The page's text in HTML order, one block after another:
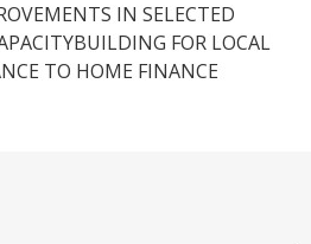
IN SELECTED
FOR LOCAL
TO HOME FINANCE